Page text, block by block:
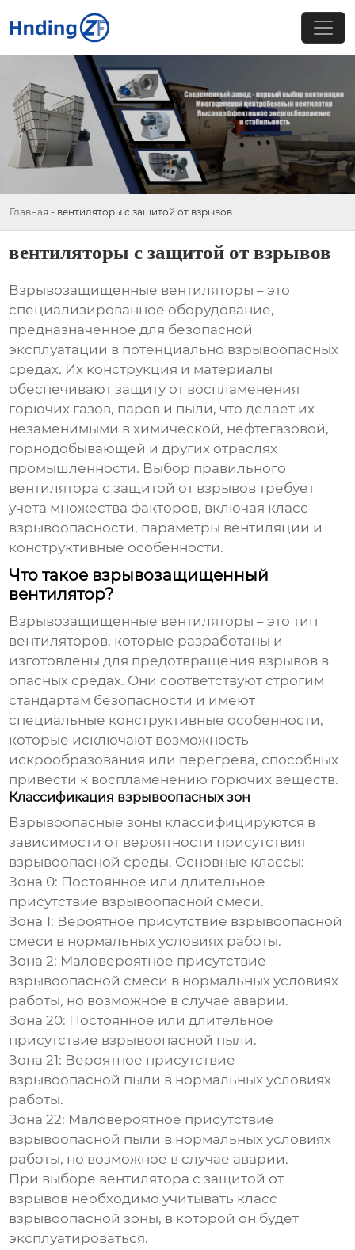
Главная - вентиляторы с защитой от взрывов
вентиляторы с защитой от взрывов
Взрывозащищенные вентиляторы – это
специализированное оборудование,
предназначенное для безопасной
эксплуатации в потенциально взрывоопасных
средах. Их конструкция и материалы
обеспечивают защиту от воспламенения
горючих газов, паров и пыли, что делает их
незаменимыми в химической, нефтегазовой,
горнодобывающей и других отраслях
промышленности. Выбор правильного
вентилятора с защитой от взрывов требует
учета множества факторов, включая класс
взрывоопасности, параметры вентиляции и
конструктивные особенности.
Что такое взрывозащищенный
вентилятор?
Взрывозащищенные вентиляторы – это тип
вентиляторов, которые разработаны и
изготовлены для предотвращения взрывов в
опасных средах. Они соответствуют строгим
стандартам безопасности и имеют
специальные конструктивные особенности,
которые исключают возможность
искрообразования или перегрева, способных
привести к воспламенению горючих веществ.
Классификация взрывоопасных зон
Взрывоопасные зоны классифицируются в
зависимости от вероятности присутствия
взрывоопасной среды. Основные классы:
Зона 0: Постоянное или длительное
присутствие взрывоопасной смеси.
Зона 1: Вероятное присутствие взрывоопасной
смеси в нормальных условиях работы.
Зона 2: Маловероятное присутствие
взрывоопасной смеси в нормальных условиях
работы, но возможное в случае аварии.
Зона 20: Постоянное или длительное
присутствие взрывоопасной пыли.
Зона 21: Вероятное присутствие
взрывоопасной пыли в нормальных условиях
работы.
Зона 22: Маловероятное присутствие
взрывоопасной пыли в нормальных условиях
работы, но возможное в случае аварии.
При выборе вентилятора с защитой от
взрывов необходимо учитывать класс
взрывоопасной зоны, в которой он будет
эксплуатироваться.